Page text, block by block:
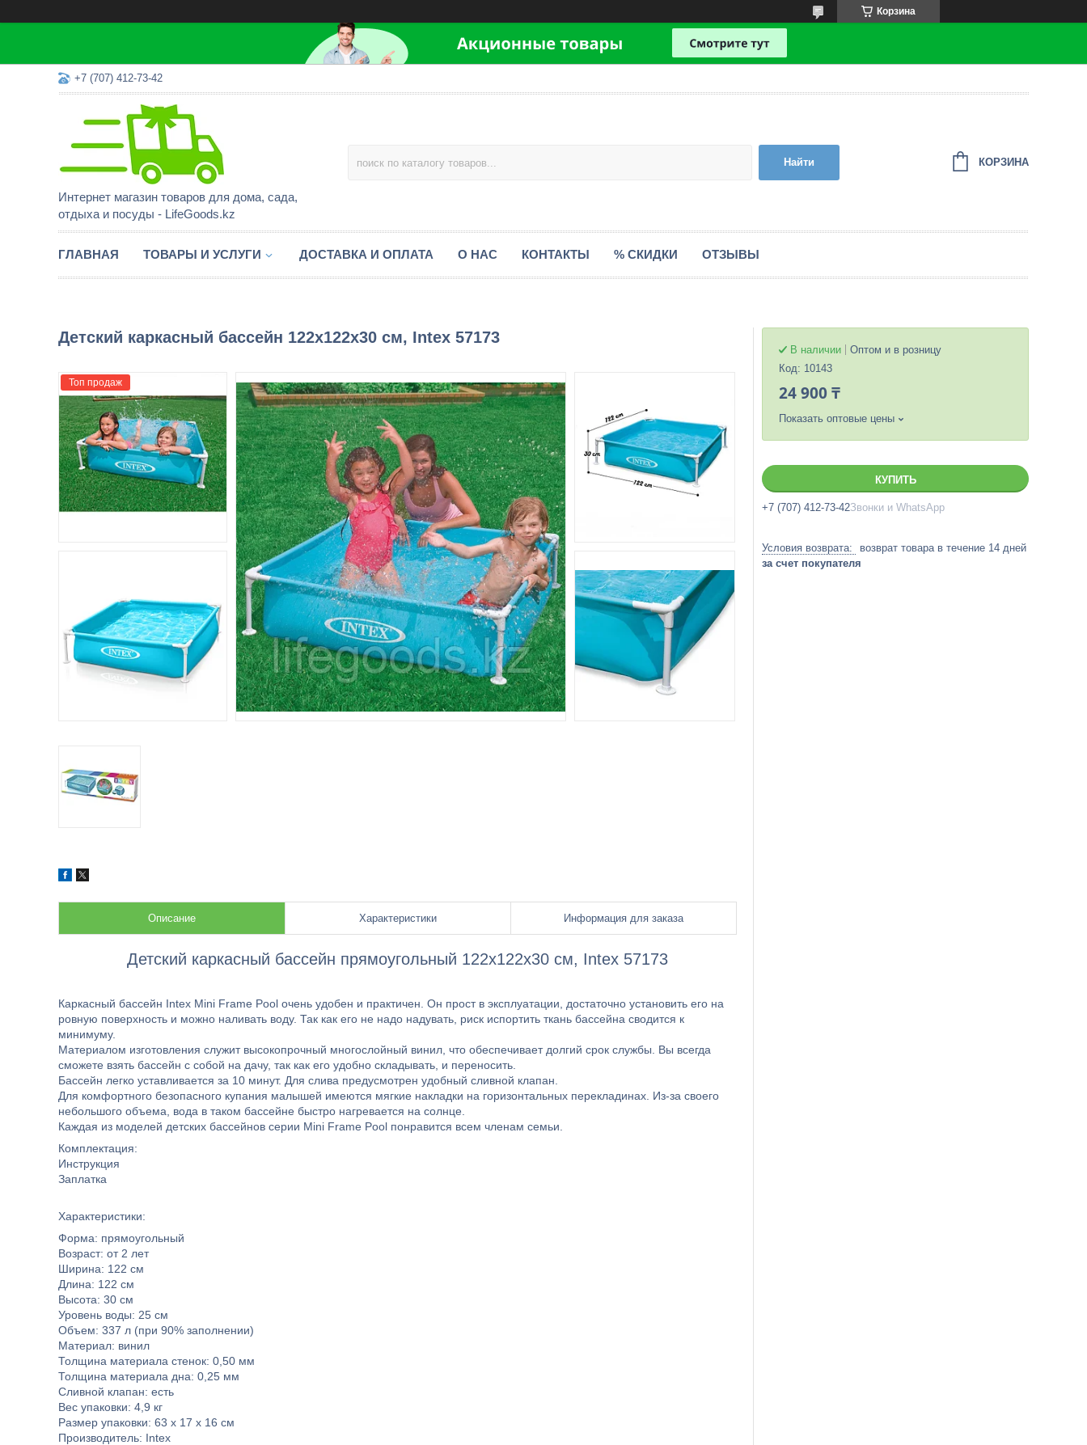
Корзина
+7 (707) 412-73-42
Интернет магазин товаров для дома, сада,
отдыха и посуды - LifeGoods.kz
Найти КОРЗИНА
ГЛАВНАЯ ТОВАРЫ И УСЛУГИ ДОСТАВКА И ОПЛАТА О НАС КОНТАКТЫ % СКИДКИ ОТЗЫВЫ
Детский каркасный бассейн 122x122x30 см, Intex 57173
Топ продаж
Описание Характеристики Информация для заказа
Детский каркасный бассейн прямоугольный 122x122x30 см, Intex 57173
Каркасный бассейн Intex Mini Frame Pool очень удобен и практичен. Он прост в эксплуатации, достаточно установить его на
ровную поверхность и можно наливать воду. Так как его не надо надувать, риск испортить ткань бассейна сводится к
минимуму.
Материалом изготовления служит высокопрочный многослойный винил, что обеспечивает долгий срок службы. Вы всегда
сможете взять бассейн с собой на дачу, так как его удобно складывать, и переносить.
Бассейн легко уставливается за 10 минут. Для слива предусмотрен удобный сливной клапан.
Для комфортного безопасного купания малышей имеются мягкие накладки на горизонтальных перекладинах. Из-за своего
небольшого объема, вода в таком бассейне быстро нагревается на солнце.
Каждая из моделей детских бассейнов серии Mini Frame Pool понравится всем членам семьи.
Комплектация:
Инструкция
Заплатка
Характеристики:
Форма: прямоугольный
Возраст: от 2 лет
Ширина: 122 см
Длина: 122 см
Высота: 30 см
Уровень воды: 25 см
Объем: 337 л (при 90% заполнении)
Материал: винил
Толщина материала стенок: 0,50 мм
Толщина материала дна: 0,25 мм
Сливной клапан: есть
Вес упаковки: 4,9 кг
Размер упаковки: 63 х 17 х 16 см
Производитель: Intex
В наличии
Оптом и в розницу
Код: 10143
24 900 ₸
Показать оптовые цены
КУПИТЬ
+7 (707) 412-73-42Звонки и WhatsApp
возврат товара в течение 14 дней
за счет покупателя